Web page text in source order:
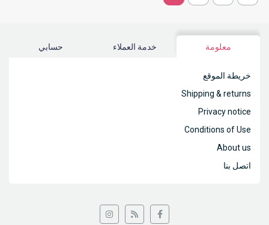
معلومة خدمة العملاء حسابي
خريطة الموقع
Shipping & returns
Privacy notice
Conditions of Use
About us
اتصل بنا